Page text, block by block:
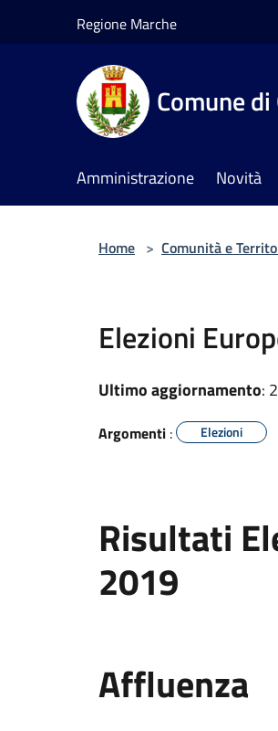
Regione Marche
Comune
Amministrazione Novità
Home > Comunità e
Elezioni
Ultimo aggiornamento:
Argomenti : Elezioni
Risultati
2019
Affluenza